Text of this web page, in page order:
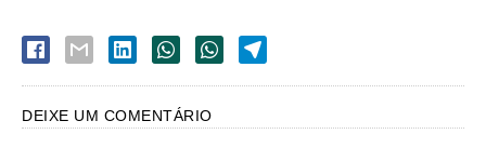
DEIXE UM COMENTÁRIO